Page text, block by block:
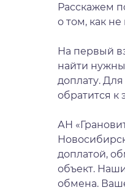
Расскажем
о том, как
На первый
найти
доплату.
обратится
АН
доплатой,
объект.
обмена.